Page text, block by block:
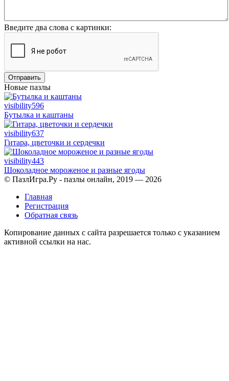
Введите два слова с картинки:
Отправить
Новые пазлы
visibility596
Бутылка и каштаны
visibility637
Гитара, цветочки и сердечки
visibility443
Шоколадное мороженое и разные ягоды
© ПазлИгра.Ру - пазлы онлайн, 2019 — 2026
Главная
Регистрация
Обратная связь
Копирование данных с сайта разрешается только с указанием
активной ссылки на нас.